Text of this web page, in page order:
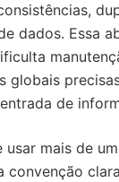
dados. Essa
globais
de
usar mais de
convenção